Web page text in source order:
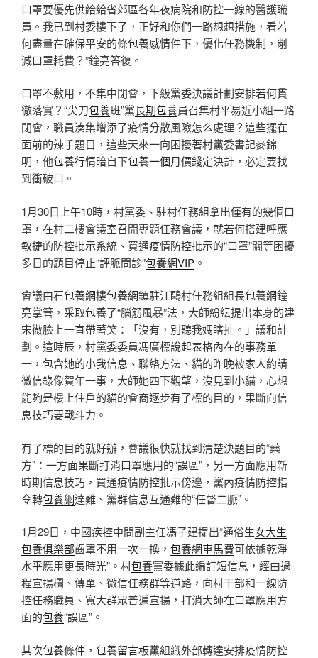
口罩要優先供給給省郊區各年夜病院和防控一線的醫護職
員。我已到村委樓下了，正好和你們一路想想措施，看若
何盡量在確保平安的條包養感情件下，優化任務機制，削
減口罩耗費？”鐘亮答復。
口罩不敷用，不集中閉會，下級黨委決議計劃安排若何貫
徹落實？“尖刀包養班”黨長期包養員召集村平易近小組一路
閉會，職員湊集增添了疫情分散風險怎么處理？這些擺在
面前的辣手題目，這些天來一向困擾著村黨委書記麥錦
明，他包養行情暗自下包養一個月價錢定決計，必定要找
到衝破口。
1月30日上午10時，村黨委、駐村任務組拿出僅有的幾個口
罩，在村二樓會議室召開專題任務會議，就若何搭建呼應
敏捷的防控批示系統、買通疫情防控批示的“口罩”關等困擾
多日的題目停止“評脈問診”包養網VIP 。
會議由石包養網樓包養網鎮駐江鷗村任務組組長包養網鐘
亮掌管，采取包養了“腦筋風暴”法，大師紛紜提出本身的建
宋微臉上一直帶著笑：「沒有，別聽我媽瞎扯。」議和計
劃。這時辰，村黨委委員馮廣標說起表格內在的事務單
一，包含她的小我信息、聯絡方法、貓的昨晚被家人約請
微信錄像賀年一事，大師她四下觀望，沒見到小貓，心想
能夠是樓上住戶的貓的會商逐步有了標的目的，果斷向信
息技巧要戰斗力。
有了標的目的就好辦，會議很快就找到清楚決題目的“藥
方”：一方面果斷打消口罩應用的“誤區”，另一方面應用新
時期信息技巧，買通疫情防控批示傍邊，黨內疫情防控指
令轉包養網達難、黨群信息互通難的“任督二脈”。
1月29日，中國疾控中間副主任馮子建提出“通俗生女大生
包養俱樂部齒罩不用一次一換， 包養網車馬費可依據乾淨
水平應用更長時光”。村包養黨委據此編訂短信息，經由過
程宣揚欄、傳單、微信任務群等道路，向村干部和一線防
控任務職員、寬大群眾普遍宣揚，打消大師在口罩應用方
面的包養“誤區”。
其次包養條件 ， 包養留言板黨組織外部轉達安排疫情防控